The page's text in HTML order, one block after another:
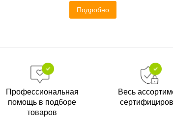
Подробно
Профессиональная
помощь в подборе
товаров
Весь